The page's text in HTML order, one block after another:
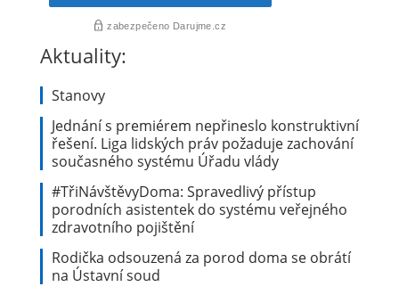
Aktuality:
Stanovy
Jednání s premiérem nepřineslo konstruktivní
řešení. Liga lidských práv požaduje zachování
současného systému Úřadu vlády
#TřiNávštěvyDoma: Spravedlivý přístup
porodních asistentek do systému veřejného
zdravotního pojištění
Rodička odsouzená za porod doma se obrátí
na Ústavní soud